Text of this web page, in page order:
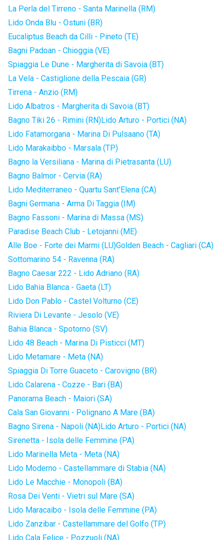
La Perla del Tirreno - Santa Marinella (RM)
Lido Onda Blu - Ostuni (BR)
Eucaliptus Beach da Cilli - Pineto (TE)
Bagni Padoan - Chioggia (VE)
Spiaggia Le Dune - Margherita di Savoia (BT)
La Vela - Castiglione della Pescaia (GR)
Tirrena - Anzio (RM)
Lido Albatros - Margherita di Savoia (BT)
Bagno Tiki 26 - Rimini (RN)Lido Arturo - Portici (NA)
Lido Fatamorgana - Marina Di Pulsaano (TA)
Lido Marakaibbo - Marsala (TP)
Bagno la Versiliana - Marina di Pietrasanta (LU)
Bagno Balmor - Cervia (RA)
Lido Mediterraneo - Quartu Sant'Elena (CA)
Bagni Germana - Arma Di Taggia (IM)
Bagno Fassoni - Marina di Massa (MS)
Paradise Beach Club - Letojanni (ME)
Alle Boe - Forte dei Marmi (LU)Golden Beach - Cagliari (CA)
Sottomarino 54 - Ravenna (RA)
Bagno Caesar 222 - Lido Adriano (RA)
Lido Bahia Blanca - Gaeta (LT)
Lido Don Pablo - Castel Volturno (CE)
Riviera Di Levante - Jesolo (VE)
Bahia Blanca - Spotorno (SV)
Lido 48 Beach - Marina Di Pisticci (MT)
Lido Metamare - Meta (NA)
Spiaggia Di Torre Guaceto - Carovigno (BR)
Lido Calarena - Cozze - Bari (BA)
Panorama Beach - Maiori (SA)
Cala San Giovanni - Polignano A Mare (BA)
Bagno Sirena - Napoli (NA)Lido Arturo - Portici (NA)
Sirenetta - Isola delle Femmine (PA)
Lido Marinella Meta - Meta (NA)
Lido Moderno - Castellammare di Stabia (NA)
Lido Le Macchie - Monopoli (BA)
Rosa Dei Venti - Vietri sul Mare (SA)
Lido Maracaibo - Isola delle Femmine (PA)
Lido Zanzibar - Castellammare del Golfo (TP)
Lido Cala Felice - Pozzuoli (NA)